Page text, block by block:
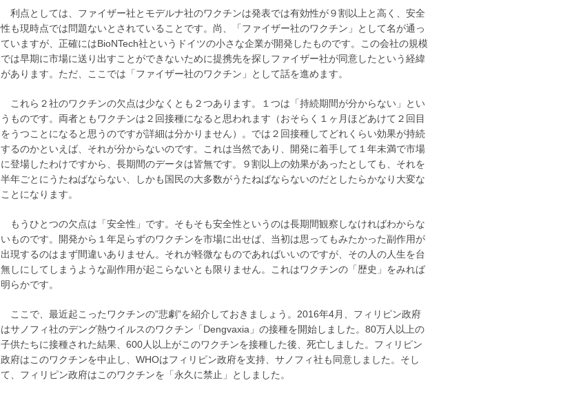
利点としては、ファイザー社とモデルナ社のワクチンは発表では有効性が９割以上と高く、安全
性も現時点では問題ないとされていることです。尚、「ファイザー社のワクチン」として名が通っ
ていますが、正確にはBioNTech社というドイツの小さな企業が開発したものです。この会社の規模
では早期に市場に送り出すことができないために提携先を探しファイザー社が同意したという経緯
があります。ただ、ここでは「ファイザー社のワクチン」として話を進めます。
これら２社のワクチンの欠点は少なくとも２つあります。１つは「持続期間が分からない」とい
うものです。両者ともワクチンは２回接種になると思われます（おそらく１ヶ月ほどあけて２回目
をうつことになると思うのですが詳細は分かりません）。では２回接種してどれくらい効果が持続
するのかといえば、それが分からないのです。これは当然であり、開発に着手して１年未満で市場
に登場したわけですから、長期間のデータは皆無です。９割以上の効果があったとしても、それを
半年ごとにうたねばならない、しかも国民の大多数がうたねばならないのだとしたらかなり大変な
ことになります。
もうひとつの欠点は「安全性」です。そもそも安全性というのは長期間観察しなければわからな
いものです。開発から１年足らずのワクチンを市場に出せば、当初は思ってもみたかった副作用が
出現するのはまず間違いありません。それが軽微なものであればいいのですが、その人の人生を台
無しにしてしまうような副作用が起こらないとも限りません。これはワクチンの「歴史」をみれば
明らかです。
ここで、最近起こったワクチンの”悲劇”を紹介しておきましょう。2016年4月、フィリピン政府
はサノフィ社のデング熱ウイルスのワクチン「Dengvaxia」の接種を開始しました。80万人以上の
子供たちに接種された結果、600人以上がこのワクチンを接種した後、死亡しました。フィリピン
政府はこのワクチンを中止し、WHOはフィリピン政府を支持、サノフィ社も同意しました。そし
て、フィリピン政府はこのワクチンを「永久に禁止」としました。